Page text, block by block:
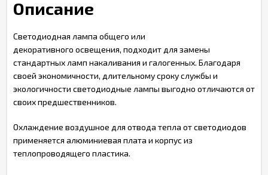
Описание
Светодиодная лампа общего или
декоративного освещения, подходит для замены
стандартных ламп накаливания и галогенных. Благодаря
своей экономичности, длительному сроку службы и
экологичности светодиодные лампы выгодно отличаются от
своих предшественников.
Охлаждение воздушное для отвода тепла от светодиодов
применяется алюминиевая плата и корпус из
теплопроводящего пластика.